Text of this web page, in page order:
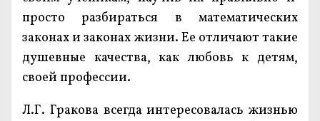
просто разбираться в математических
законах и законах жизни. Ее отличают такие
душевные качества, как любовь к детям,
своей профессии.
Л.Г. Гракова всегда интересовалась жизнью